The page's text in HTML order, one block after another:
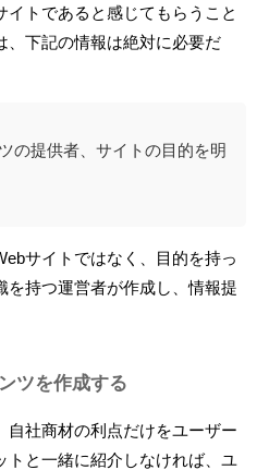
イトであると感じてもらうこと
、下記の情報は絶対に必要だ
の提供者、サイトの目的を明
サイトではなく、目的を持っ
を持つ運営者が作成し、情報提
ツを作成する
自社商材の利点だけをユーザー
トと一緒に紹介しなければ、ユ